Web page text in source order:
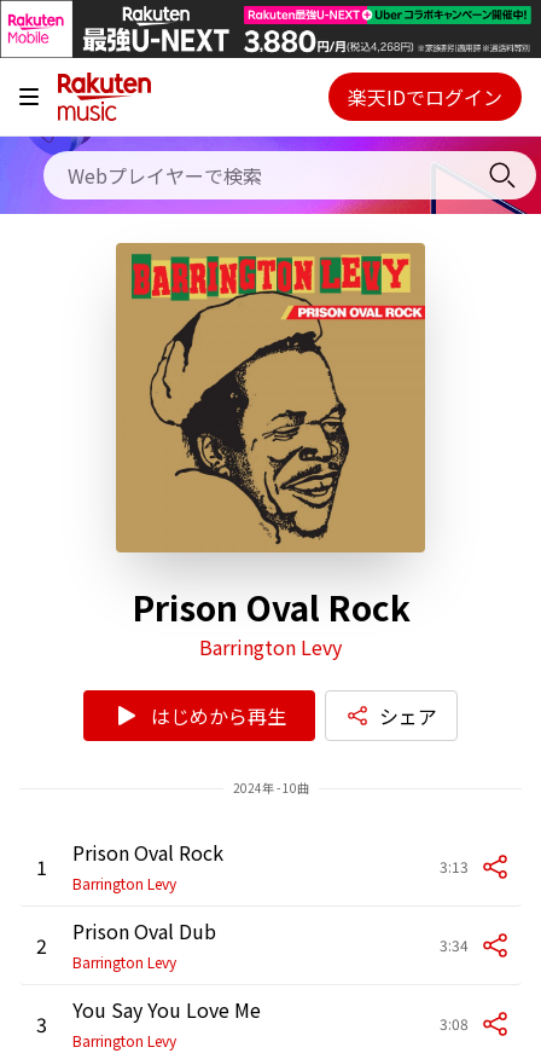
キャンペーン
料金プラン
使い方
初回30日間無料お試し
Webプレイヤー
ご契約内容の確認・変更
楽天IDでログイン
Prison Oval Rock
Barrington Levy
はじめから再生 シェア
2024年 - 10曲
1 Prison Oval Rock
Barrington Levy
3:13
2 Prison Oval Dub
Barrington Levy
3:34
3 You Say You Love Me
Barrington Levy
3:08